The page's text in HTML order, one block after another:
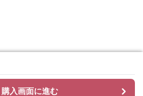
購入画面に進む
購入画面に進む